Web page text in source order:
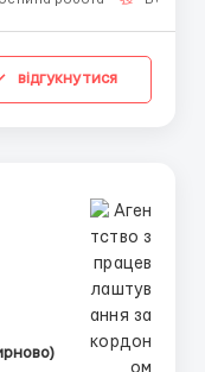
відгукнутися